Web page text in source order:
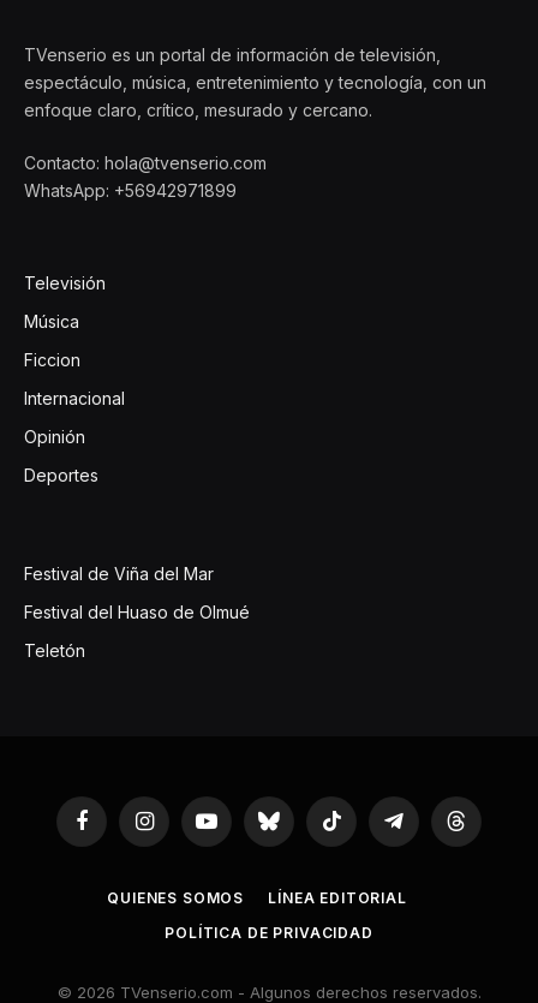
TVenserio es un portal de información de televisión,
espectáculo, música, entretenimiento y tecnología, con un
enfoque claro, crítico, mesurado y cercano.
Contacto: hola@tvenserio.com
WhatsApp: +56942971899
Televisión
Música
Ficcion
Internacional
Opinión
Deportes
Festival de Viña del Mar
Festival del Huaso de Olmué
Teletón
FacebookInstagramYouTubeBluesky TikTok TelegramThreads
QUIENES SOMOS
LÍNEA EDITORIAL
POLÍTICA DE PRIVACIDAD
© 2026 TVenserio.com - Algunos derechos reservados.